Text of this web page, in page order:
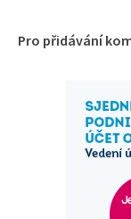
Pro přidávání